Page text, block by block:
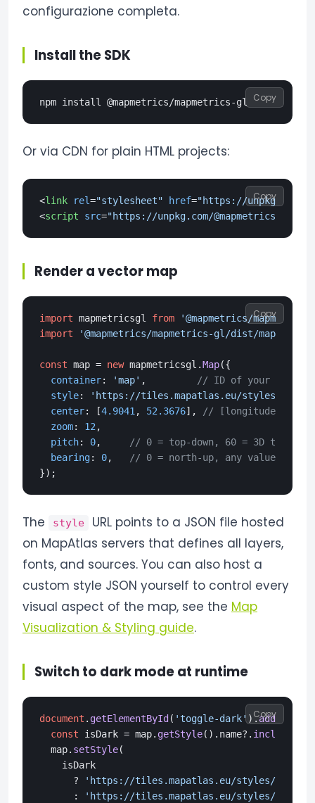
configurazione completa.
Install the SDK
Copy
Or via CDN for plain HTML projects:
Copy
<link rel="stylesheet" href="https://unpkg.com/
<script src="https://unpkg.com/@mapmetrics/
Render a vector map
Copy
import mapmetricsgl from
'@mapmetrics/
import
'@mapmetrics/mapmetrics-gl/dist/
const map = new mapmetricsgl.Map({
container: 'map' ,
// ID of your <div>
style:
'https://tiles.mapatlas.eu/styles/basic/
center: [4.9041, 52.3676],
// [longitude,
zoom: 12,
pitch: 0,
// 0 = top-down, 60 = 3D tilted
bearing: 0,
// 0 = north-up, any value =
The style
URL points to a JSON file hosted
on MapAtlas servers that defines all layers,
fonts, and sources. You can also host a
custom style JSON yourself to control every
visual aspect of the map, see the Map
Visualization & Styling guide.
Switch to dark mode at runtime
Copy
document . getElementById ( 'toggle-dark' ).
const isDark = map. getStyle(). name?. includes
  map.
setStyle(
    isDark
      ?
'https://tiles.mapatlas.eu/styles/basic/
      :
'https://tiles.mapatlas.eu/styles/dark/